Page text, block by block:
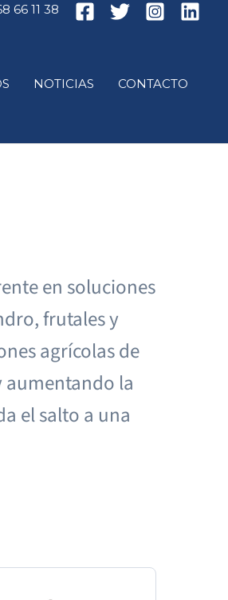
66 11 38
NOTICIAS CONTACTO
en soluciones
frutales y
agrícolas de
aumentando la
el salto a una